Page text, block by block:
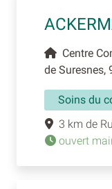
Centre
de Suresnes,
Soins du
3 km de
ouvert